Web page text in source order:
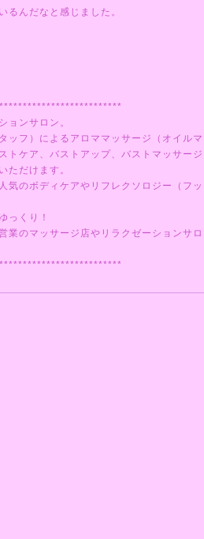
るんだなと感じました。
ョンサロン。
ッフ）によるアロママッサージ（オイルマ
トケア、バストアップ、バストマッサージ
ただけます。
気のボディケアやリフレクソロジー（フッ
っくり！
業のマッサージ店やリラクゼーションサロ